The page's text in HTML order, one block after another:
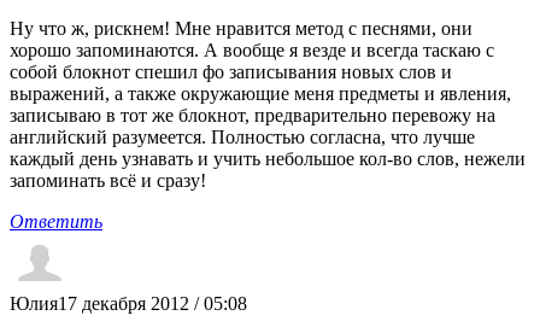
Ну что ж, рискнем! Мне нравится метод с песнями, они
хорошо запоминаются. А вообще я везде и всегда таскаю с
собой блокнот спешил фо записывания новых слов и
выражений, а также окружающие меня предметы и явления,
записываю в тот же блокнот, предварительно перевожу на
английский разумеется. Полностью согласна, что лучше
каждый день узнавать и учить небольшое кол-во слов, нежели
запоминать всё и сразу!
Ответить
Юлия17 декабря 2012 / 05:08